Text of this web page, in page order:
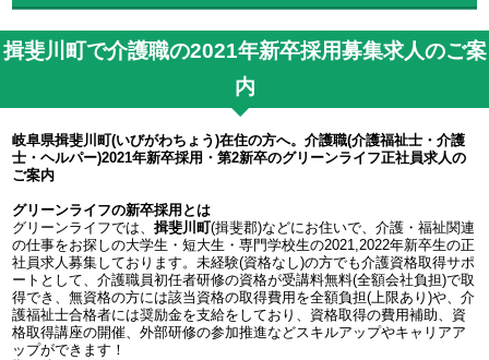
揖斐川町で介護職の2021年新卒採用募集求人のご案
内
岐阜県揖斐川町(いびがわちょう)在住の方へ。介護職(介護福祉士・介護
士・ヘルパー)2021年新卒採用・第2新卒のグリーンライフ正社員求人の
ご案内
グリーンライフの新卒採用とは
グリーンライフでは、揖斐川町(揖斐郡)などにお住いで、介護・福祉関連
の仕事をお探しの大学生・短大生・専門学校生の2021,2022年新卒生の正
社員求人募集しております。未経験(資格なし)の方でも介護資格取得サポ
ートとして、介護職員初任者研修の資格が受講料無料(全額会社負担)で取
得でき、無資格の方には該当資格の取得費用を全額負担(上限あり)や、介
護福祉士合格者には奨励金を支給をしており、資格取得の費用補助、資
格取得講座の開催、外部研修の参加推進などスキルアップやキャリアア
ップができます！